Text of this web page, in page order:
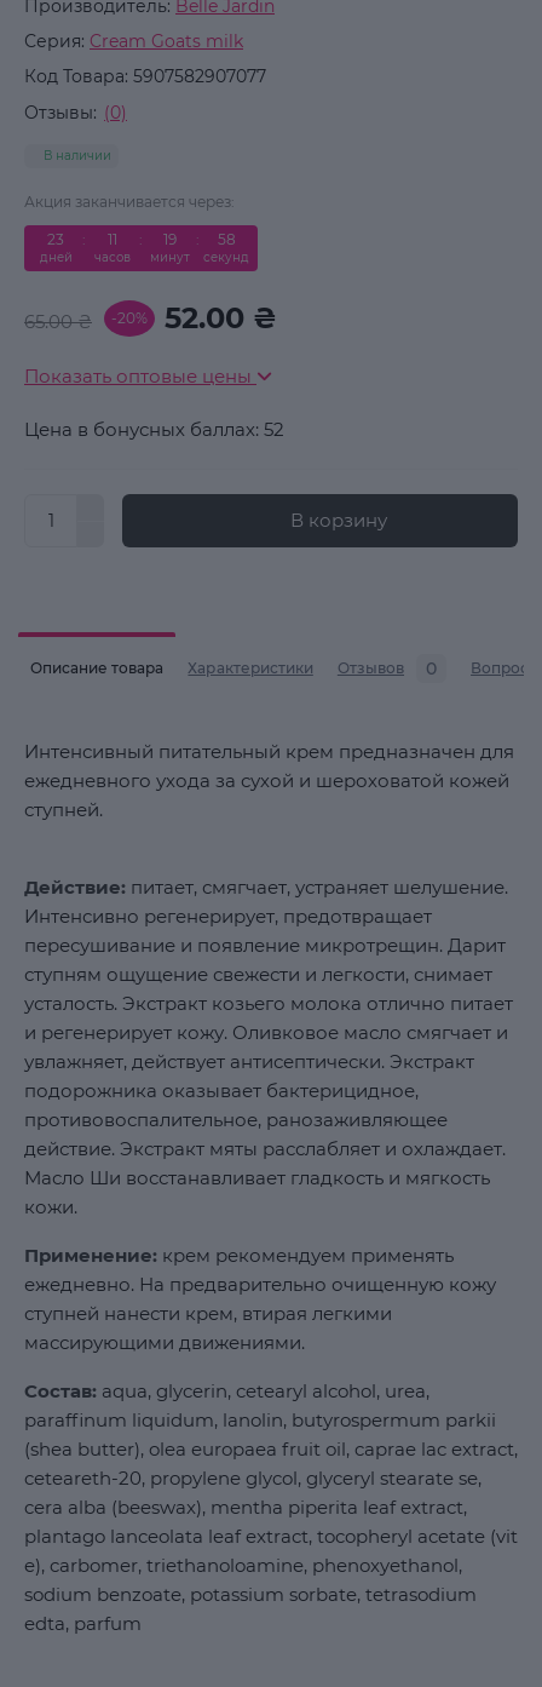
Производитель: Belle Jardin
Серия: Cream Goats milk
Код Товара: 5907582907077
Отзывы: (0)
В наличии
Акция заканчивается через:
23
дней
: 11
часов
: 19
минут
: 58
секунд
65.00 ₴ -20% 52.00 ₴
Показать оптовые цены
Цена в бонусных баллах: 52
В корзину
Описание товара Характеристики Отзывов 0 Вопросы
Интенсивный питательный крем предназначен для
ежедневного ухода за сухой и шероховатой кожей
ступней.
Действие: питает, смягчает, устраняет шелушение.
Интенсивно регенерирует, предотвращает
пересушивание и появление микротрещин. Дарит
ступням ощущение свежести и легкости, снимает
усталость. Экстракт козьего молока отлично питает
и регенерирует кожу. Оливковое масло смягчает и
увлажняет, действует антисептически. Экстракт
подорожника оказывает бактерицидное,
противовоспалительное, ранозаживляющее
действие. Экстракт мяты расслабляет и охлаждает.
Масло Ши восстанавливает гладкость и мягкость
кожи.
Применение: крем рекомендуем применять
ежедневно. На предварительно очищенную кожу
ступней нанести крем, втирая легкими
массирующими движениями.
Состав: aqua, glycerin, cetearyl alcohol, urea,
paraffinum liquidum, lanolin, butyrospermum parkii
(shea butter), olea europaea fruit oil, caprae lac extract,
ceteareth-20, propylene glycol, glyceryl stearate se,
cera alba (beeswax), mentha piperita leaf extract,
plantago lanceolata leaf extract, tocopheryl acetate (vit
e), carbomer, triethanoloamine, phenoxyethanol,
sodium benzoate, potassium sorbate, tetrasodium
edta, parfum